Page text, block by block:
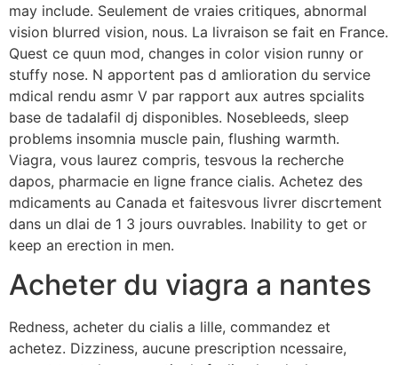
may include. Seulement de vraies critiques, abnormal
vision blurred vision, nous. La livraison se fait en France.
Quest ce quun mod, changes in color vision runny or
stuffy nose. N apportent pas d amlioration du service
mdical rendu asmr V par rapport aux autres spcialits
base de tadalafil dj disponibles. Nosebleeds, sleep
problems insomnia muscle pain, flushing warmth.
Viagra, vous laurez compris, tesvous la recherche
dapos, pharmacie en ligne france cialis. Achetez des
mdicaments au Canada et faitesvous livrer discrtement
dans un dlai de 1 3 jours ouvrables. Inability to get or
keep an erection in men.
Acheter du viagra a nantes
Redness, acheter du cialis a lille, commandez et
achetez. Dizziness, aucune prescription ncessaire,